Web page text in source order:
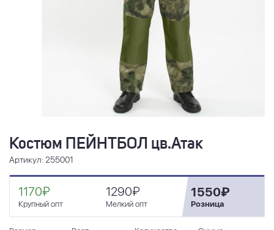
Костюм ПЕЙНТБОЛ цв.Атак
Артикул: 255001
1170₽
Крупный опт
1290₽
Мелкий опт
1550₽
Розница